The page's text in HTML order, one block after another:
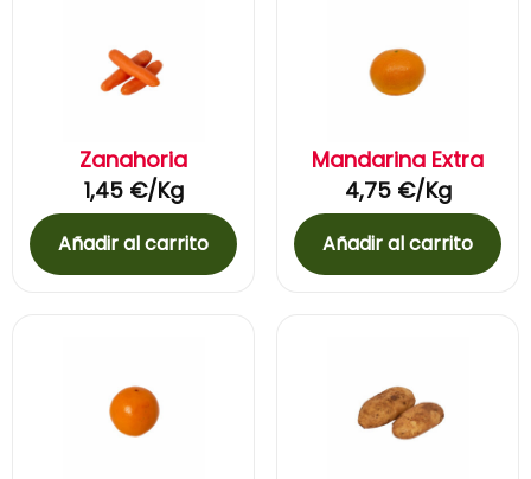
Zanahoria
1,45 €/Kg
Añadir al carrito
Mandarina Extra
4,75 €/Kg
Añadir al carrito